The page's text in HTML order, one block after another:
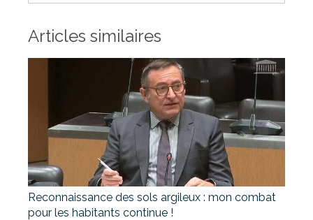
Articles similaires
Reconnaissance des sols argileux : mon combat
pour les habitants continue !